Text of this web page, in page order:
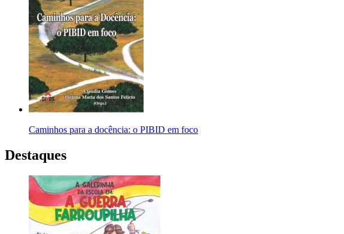
Caminhos para a docência: o PIBID em foco
Destaques